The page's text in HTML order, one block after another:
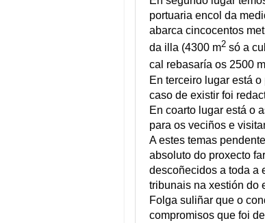
portuaria encol da
abarca cincocentos
da illa (4300 m2 só a
cal rebasaría os 2500 m
En terceiro lugar está
caso de existir foi
En coarto lugar está o
para os veciños e
A estes temas
absoluto do proxecto
descoñecidos a toda a
tribunais na xestión do
Folga suliñar que o
compromisos que foi